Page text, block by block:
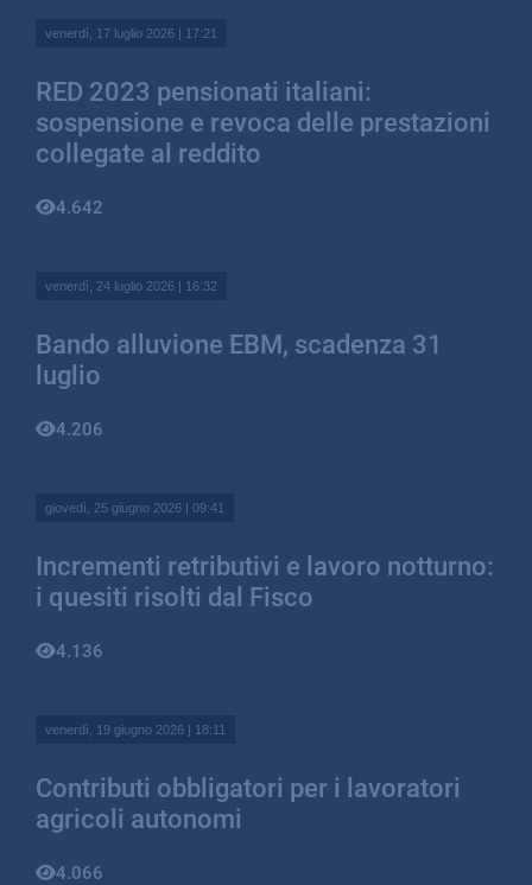
venerdì, 17 luglio 2026 | 17:21
RED 2023 pensionati italiani:
sospensione e revoca delle prestazioni
collegate al reddito
4.642
venerdì, 24 luglio 2026 | 16:32
Bando alluvione EBM, scadenza 31
luglio
4.206
giovedì, 25 giugno 2026 | 09:41
Incrementi retributivi e lavoro notturno:
i quesiti risolti dal Fisco
4.136
venerdì, 19 giugno 2026 | 18:11
Contributi obbligatori per i lavoratori
agricoli autonomi
4.066